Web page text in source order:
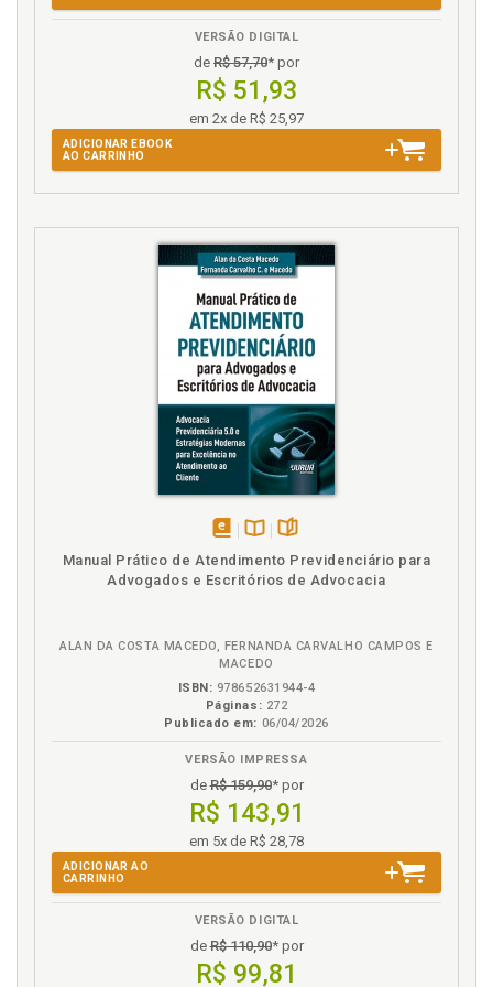
Aspectos, p. 93
Kolm. Aspectos de teorias da justiça modernas e
contemporâneas, p. 105
não inválido antes da Lei 8.213/91, p. 143
Marido não inválido. Questão da dependência do
marido não inválido antes da Lei 8.213/91, p. 143
Metaética. Fundamentos, p. 87
Modelos de benefícios. Tópicos destacados da
concretização da justiça de Aristóteles e modelos de
benefícios, p. 129
Neto. Pensão por morte do neto para o avô - REsp.
528.987/SP, p. 147
Pensão por morte do neto para o avô - REsp.
Possibilidade de conexão entre a justiça e o direito,
Previdência social. Fator previdenciário.
Constitucionalidade. ADI 2.1117/DF. Discussão, p.
137
Previdência social. Histórico dos sistemas de
seguridade e previdência social: aspectos
Previdência social. Princípios constitucionais, p. 66
VERSÃO DIGITAL
de R$ 57,70* por
R$ 51,93
em 2x de R$ 25,97
ADICIONAR EBOOK
AO CARRINHO
em
na
Manual Prático de Atendimento Previdenciário para
Advogados e Escritórios de Advocacia
ALAN DA COSTA MACEDO, FERNANDA CARVALHO CAMPOS E
MACEDO
ISBN: 978652631944-4
Páginas: 272
Publicado em: 06/04/2026
VERSÃO IMPRESSA
deR$ 159,90* por
R$ 143,91
em 5x de R$ 28,78
ADICIONAR AO
CARRINHO
VERSÃO DIGITAL
deR$ 110,90* por
R$ 99,81